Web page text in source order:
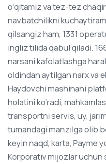
o‘qitamiz va tez-tez
navbatchilikni
qilsangiz ham, 1331
ingliz tilida qabul qiladi.
narsani kafolatlashga
oldindan aytilgan narx va
Haydovchi mashinani
holatini ko‘radi,
transportni servis, uy,
tumandagi manzilga olib
keyin naqd, karta, Payme
Korporativ mijozlar uchun